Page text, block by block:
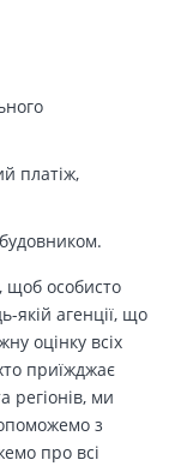
платіж,
щоб особисто
якій агенції, що
оцінку всіх
приїжджає
регіонів, ми
з
про всі